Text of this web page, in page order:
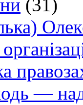
(31)
—